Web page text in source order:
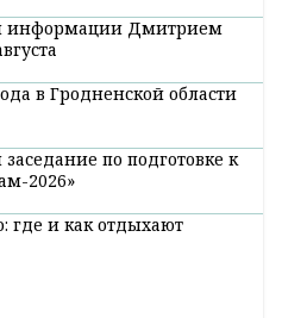
информации Дмитрием
в Гродненской области
по подготовке к
2026»
где и как отдыхают